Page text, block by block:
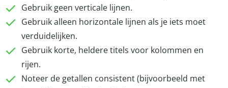
Gebruik geen verticale lijnen.
Gebruik alleen horizontale lijnen als je iets moet
verduidelijken.
Gebruik korte, heldere titels voor kolommen en
rijen.
Noteer de getallen consistent (bijvoorbeeld met